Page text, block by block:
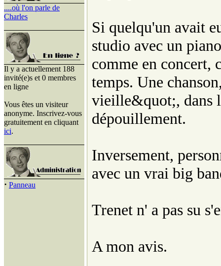
....où l'on parle de
Charles
Il y a actuellement 188
invité(e)s et 0 membres
en ligne
Vous êtes un visiteur
anonyme. Inscrivez-vous
gratuitement en cliquant
ici.
· Panneau
Si quelqu'un avait
studio avec un
comme en concert,
temps. Une
vieille&quot;, dans
dépouillement.
Inversement,
avec un vrai big
Trenet n' a pas su
A mon avis.